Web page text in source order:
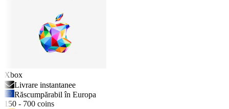
Xbox
Livrare instantanee
Răscumpărabil în Europa
150 - 700 coins